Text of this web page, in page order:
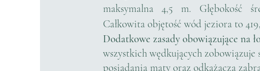
maksymalna 4,5 m. Głębokość
Całkowita objętość wód jeziora to
Dodatkowe zasady obowiązujące na
wszystkich wędkujących zobowiązuje
posiadania maty oraz odkażacza